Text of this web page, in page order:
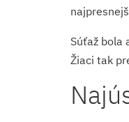
Súťaž bola
Žiaci tak